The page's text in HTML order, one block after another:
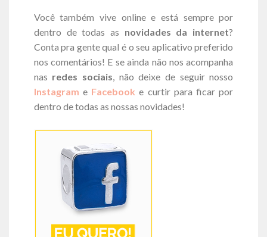
Você também vive online e está sempre por
dentro de todas as novidades da internet?
Conta pra gente qual é o seu aplicativo preferido
nos comentários! E se ainda não nos acompanha
nas redes sociais, não deixe de seguir nosso
Instagram e Facebook e curtir para ficar por
dentro de todas as nossas novidades!